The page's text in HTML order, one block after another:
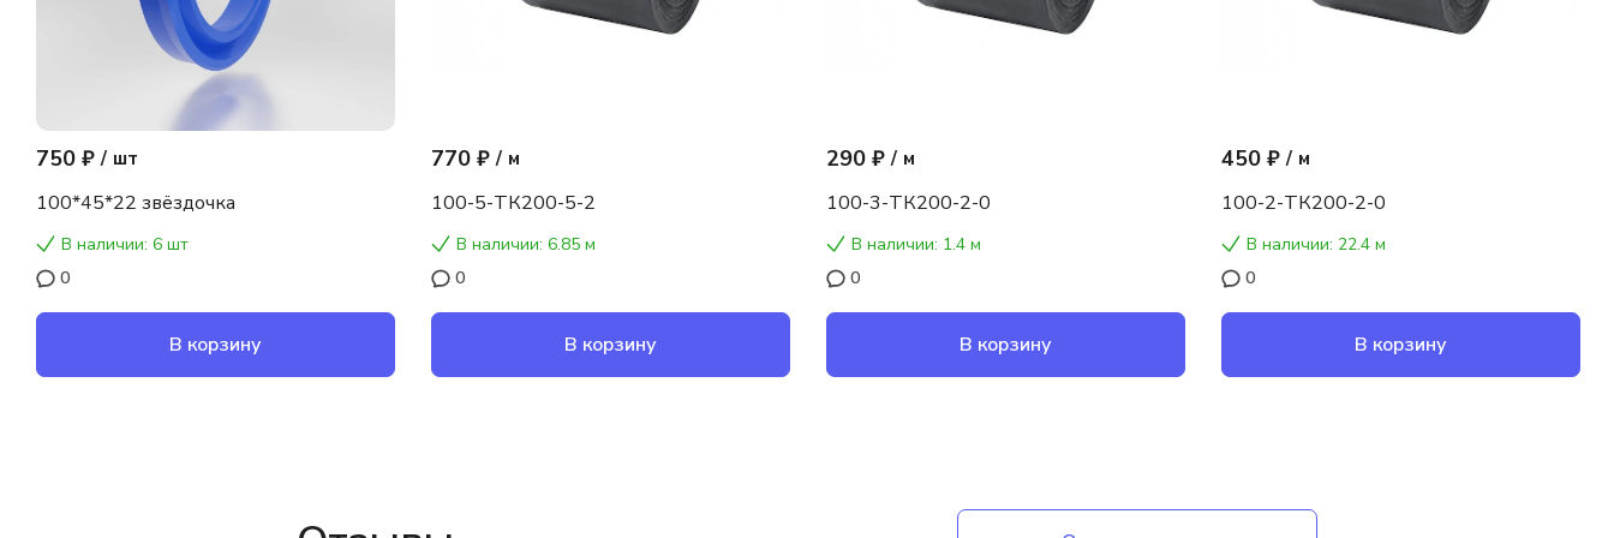
750 ₽ / шт
100*45*22 звёздочка
В наличии: 6 шт
0
В корзину
770 ₽ / м
100-5-ТК200-5-2
В наличии: 6.85 м
0
В корзину
290 ₽ / м
100-3-ТК200-2-0
В наличии: 1.4 м
0
В корзину
450 ₽ / м
100-2-ТК200-2-0
В наличии: 22.4 м
0
В корзину